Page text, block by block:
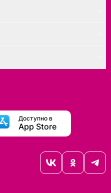
Доступно в
App Store